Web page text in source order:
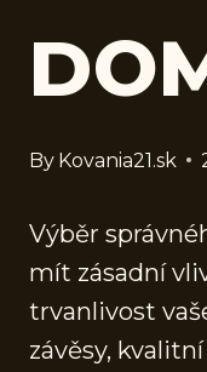
By Kovania21.sk
Výběr
mít zásadní
trvanlivost
závěsy,